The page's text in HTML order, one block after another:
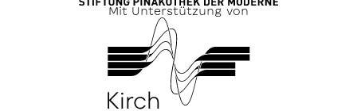
Mit Unterstützung von